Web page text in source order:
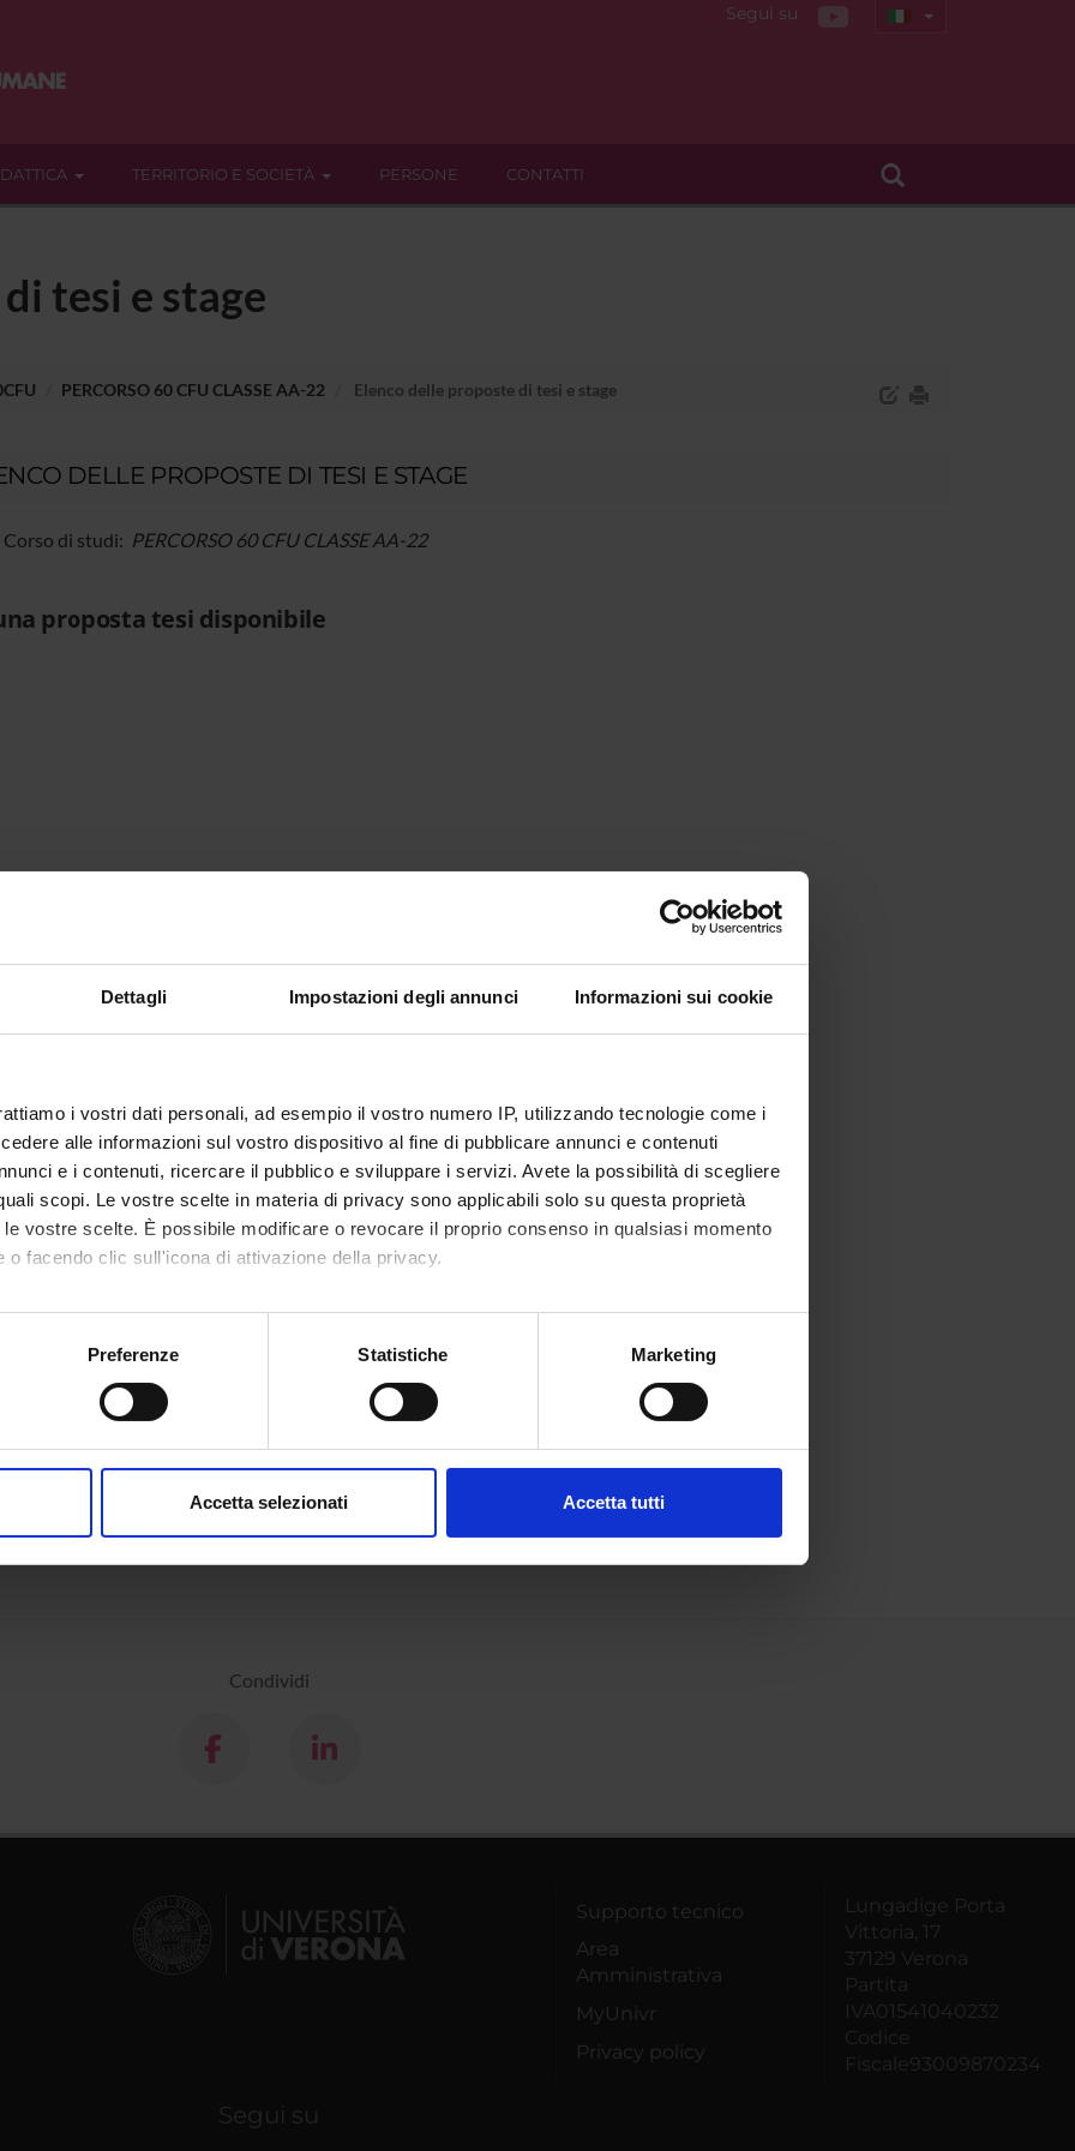
Dettagli Impostazioni degli annunci Informazioni sui cookie
i vostri dati personali, ad esempio il vostro numero IP, utilizzando tecnologie come i
alle informazioni sul vostro dispositivo al fine di pubblicare annunci e contenuti
e i contenuti, ricercare il pubblico e sviluppare i servizi. Avete la possibilità di scegliere
scopi. Le vostre scelte in materia di privacy sono applicabili solo su questa proprietà
vostre scelte. È possibile modificare o revocare il proprio consenso in qualsiasi momento
o facendo clic sull'icona di attivazione della privacy.
anche:
sulla tua posizione geografica, con un'approssimazione di qualche metro,
in qualsiasi momento dalla Dichiarazione sui cookie.
Preferenze Statistiche Marketing
Accetta selezionati Accetta tutti
Segui su
TERRITORIO E SOCIETÀ PERSONE CONTATTI
tesi e stage
PERCORSO 60 CFU CLASSE AA-22 Elenco delle proposte di tesi e stage
DELLE PROPOSTE DI TESI E STAGE
Corso di studi: PERCORSO 60 CFU CLASSE AA-22
proposta tesi disponibile
Condividi
Supporto tecnico
Area
Amministrativa
MyUnivr
Privacy policy
Lungadige Porta
Vittoria, 17
37129 Verona
Partita
IVA01541040232
Codice
Fiscale93009870234
Segui su